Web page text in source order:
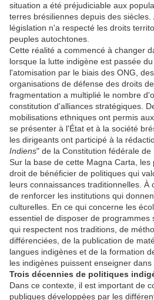
situation a été préjudiciable aux
terres brésiliennes depuis des siècles.
législation n'a respecté les droits
peuples autochtones.
Cette réalité a commencé à changer
lorsque la lutte indigène est passée
l'atomisation par le biais des ONG,
organisations de défense des droits
fragmentation a multiplié le nombre
constitution d'alliances stratégiques.
mobilisations ethniques ont permis
se présenter à l'État et à la société
les dirigeants ont participé à la
Indiens" de la Constitution fédérale de
Sur la base de cette Magna Carta,
droit de bénéficier de politiques qui
leurs connaissances traditionnelles. À
de renforcer les institutions qui
culturelles. En ce qui concerne les
essentiel de disposer de programmes
qui respectent nos traditions, de
différenciées, de la publication de
langues indigènes et de la formation
les indigènes puissent enseigner dans
Trois décennies de politiques
Dans ce contexte, il est important de
publiques développées par les